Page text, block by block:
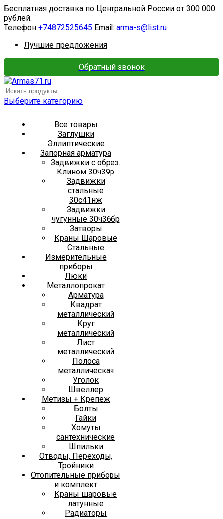
Бесплатная доставка по Центральной России от 300 000
рублей.
Телефон +74872525645 Email: arma-s@list.ru
Лучшие предложения
Обратный звонок
Выберите категорию
Все товары
Заглушки
Эллиптические
Запорная арматура
Задвижки с обрез.
Клином 30ч39р
Задвижки
стальные
30с41нж
Задвижки
чугунные 30ч36бр
Затворы
Краны Шаровые
Стальные
Измерительные
приборы
Люки
Металлопрокат
Арматура
Квадрат
металлический
Круг
металлический
Лист
металлический
Полоса
металлическая
Уголок
Швеллер
Метизы + Крепеж
Болты
Гайки
Хомуты
сантехнические
Шпильки
Отводы, Переходы,
Тройники
Отопительные приборы
и комплект
Краны шаровые
латунные
Радиаторы